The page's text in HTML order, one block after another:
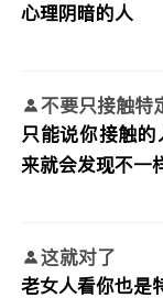
心理阴暗的人
不要只接触特
只能说你接触
来就会发现不一
这就对了
老女人看你也是